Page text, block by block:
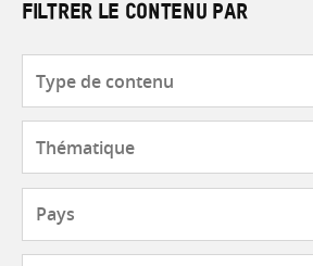
FILTRER LE CONTENU PAR
contenu